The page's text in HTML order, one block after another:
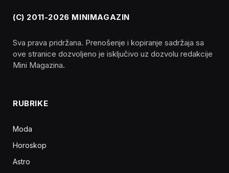
(C) 2011-2026 MINIMAGAZIN
Sva prava pridržana. Prenošenje i kopiranje sadržaja sa
ove stranice dozvoljeno je isključivo uz dozvolu redakcije
Mini Magazina.
RUBRIKE
Moda
Horoskop
Astro